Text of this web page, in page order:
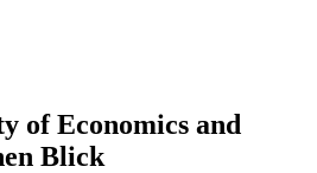
of Economics and
Blick